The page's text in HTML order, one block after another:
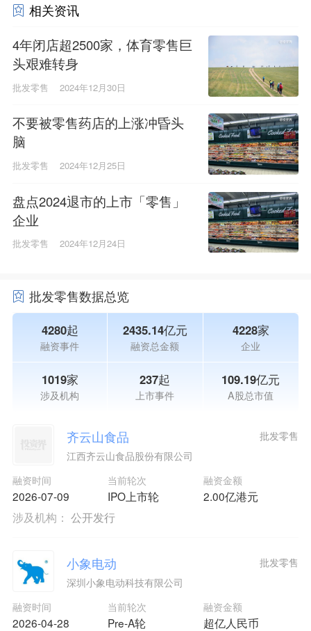
相关资讯
4年闭店超2500家，体育零售巨
头艰难转身
批发零售 2024年12月30日
不要被零售药店的上涨冲昏头
脑
批发零售 2024年12月25日
盘点2024退市的上市「零售」
企业
批发零售 2024年12月24日
批发零售数据总览
4280起
融资事件
2435.14亿元
融资总金额
4228家
企业
1019家
涉及机构
237起
上市事件
109.19亿元
A股总市值
齐云山食品
江西齐云山食品股份有限公司
融资时间
2026-07-09
当前轮次
IPO上市轮
融资金额
2.00亿港元
批发零售
涉及机构： 公开发行
小象电动
深圳小象电动科技有限公司
融资时间
2026-04-28
当前轮次
Pre-A轮
融资金额
超亿人民币
批发零售